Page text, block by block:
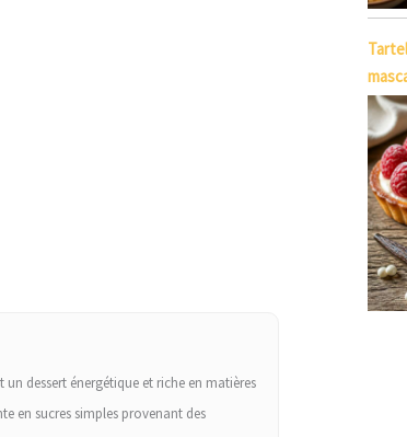
dessert énergétique et riche en matières
en sucres simples provenant des